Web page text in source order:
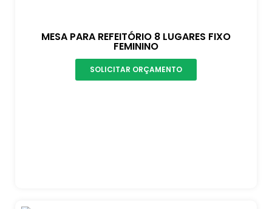
MESA PARA REFEITÓRIO 8 LUGARES FIXO
FEMININO
SOLICITAR ORÇAMENTO